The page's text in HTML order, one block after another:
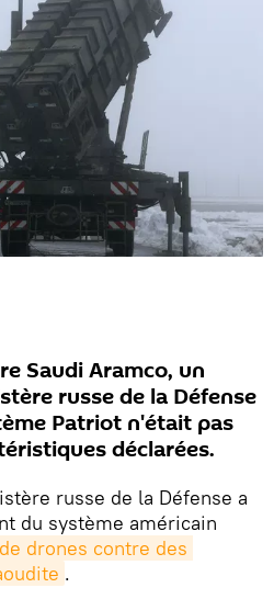
Saudi Aramco, un
russe de la Défense
Patriot n'était pas
déclarées.
russe de la Défense a
du système américain
drones contre des
.